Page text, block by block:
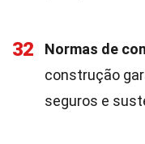
32 Normas de
construção
seguros e